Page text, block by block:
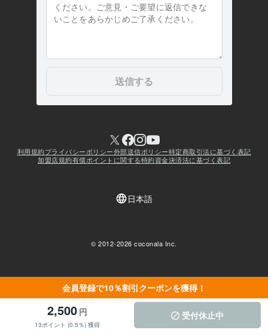
会員登録で10％割引クーポンを獲得！
2,500 円
13ポイント (0.5％) 獲得
受付休止中